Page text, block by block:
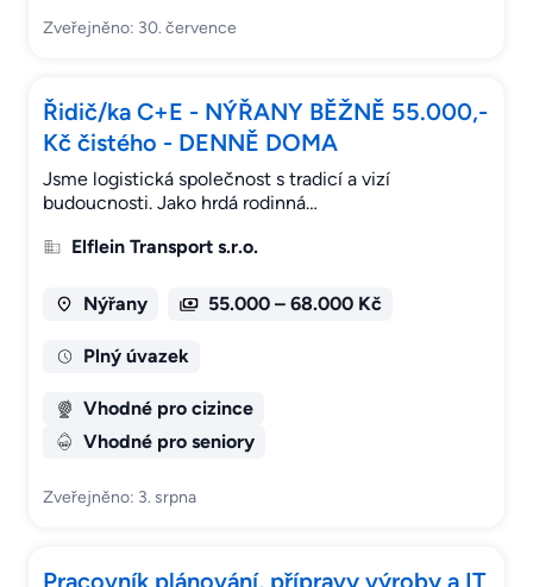
Zveřejněno: 30. července
Řidič/ka C+E - NÝŘANY BĚŽNĚ 55.000,-
Kč čistého - DENNĚ DOMA
Jsme logistická společnost s tradicí a vizí
budoucnosti. Jako hrdá rodinná…
Elflein Transport s.r.o.
Nýřany 55.000 – 68.000 Kč
Plný úvazek
Vhodné pro cizince
Vhodné pro seniory
Zveřejněno: 3. srpna